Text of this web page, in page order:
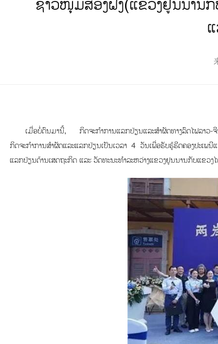
ຊາວໜຸ່ມສອງຝັ່ງ(ແຂວງຢູນນານ
ເມື່ອບໍ່ດົນມານີ້, ກິດຈະກຳການແລກປ່ຽນແລະສຳຜັດທາງລົດໄຟລາວ-
ກິດຈະກຳການສຳຜັດແລະແລກປ່ຽນເປັນເວລາ 4 ວັນເພື່ອຮັບຮູ້ຮີດຄອງປະເພ
ແລກປ່ຽນດ້ານເສດຖະກິດ ແລະ ວັດທະນະທຳລະຫວ່າງແຂວງຢູນນານກັບແຂວງ